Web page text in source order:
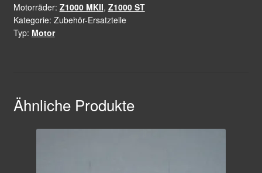
Motorräder: Z1000 MKII, Z1000 ST
Kategorie: Zubehör-Ersatzteile
Typ: Motor
Ähnliche Produkte